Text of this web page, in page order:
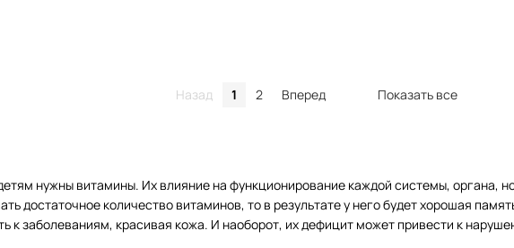
нужны витамины. Их влияние на функционирование каждой системы, органа,
достаточное количество витаминов, то в результате у него будет хорошая
к заболеваниям, красивая кожа. И наоборот, их дефицит может привести к
Назад 1 2 Вперед Показать все